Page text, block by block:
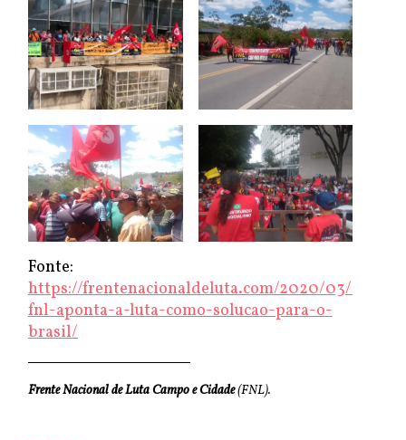
Fonte:
https://frentenacionaldeluta.com/2020/03/03/a-
fnl-aponta-a-luta-como-solucao-para-o-
brasil/
Frente Nacional de Luta Campo e Cidade(FNL).